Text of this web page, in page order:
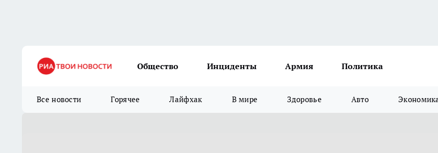
Общество Инциденты Армия Политика
Все новости Горячее Лайфхак В мире Здоровье Авто